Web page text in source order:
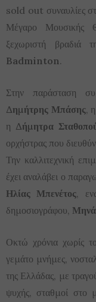
sold out συναυλίες
Μέγαρο Μουσικής
ξεχωριστή
Badminton.
Στην παράσταση
Δημήτρης Μπάσης, η
η Δήμητρα
ορχήστρας που
Την καλλιτεχνική
έχει αναλάβει ο
Ηλίας Μπενέτος,
δημοσιογράφου, Μηνά
Οκτώ χρόνια χωρίς
γεμάτο μνήμες,
της Ελλάδας, με
ψυχής, σταθμοί στο